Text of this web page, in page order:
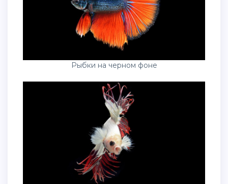
Рыбки на черном фоне